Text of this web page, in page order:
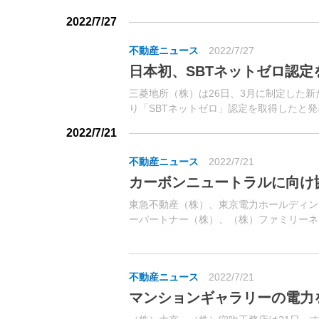
2022/7/27
不動産ニュース 2022/7/27
日本初、SBTネットゼロ認
三菱地所（株）は26日、3月に制定した
り「SBTネットゼロ」認定を取得したと
2022/7/21
不動産ニュース 2022/7/21
カーボンニュートラルに向
東急不動産（株）、東京電力ホールディ
ーパートナー（株）、（株）ファミリー
不動産ニュース 2022/7/21
マンションギャラリーの電